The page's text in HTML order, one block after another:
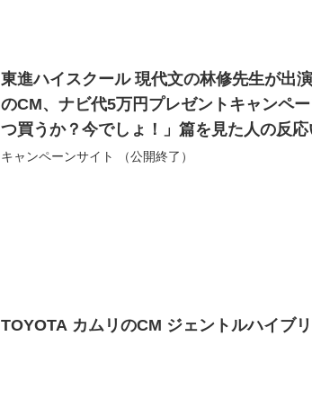
東進ハイスクール 現代文の林修先生が出
のCM、ナビ代5万円プレゼントキャンペ
つ買うか？今でしょ！」篇を見た人の反応
キャンペーンサイト （公開終了）
TOYOTA カムリのCM ジェントルハイブリ